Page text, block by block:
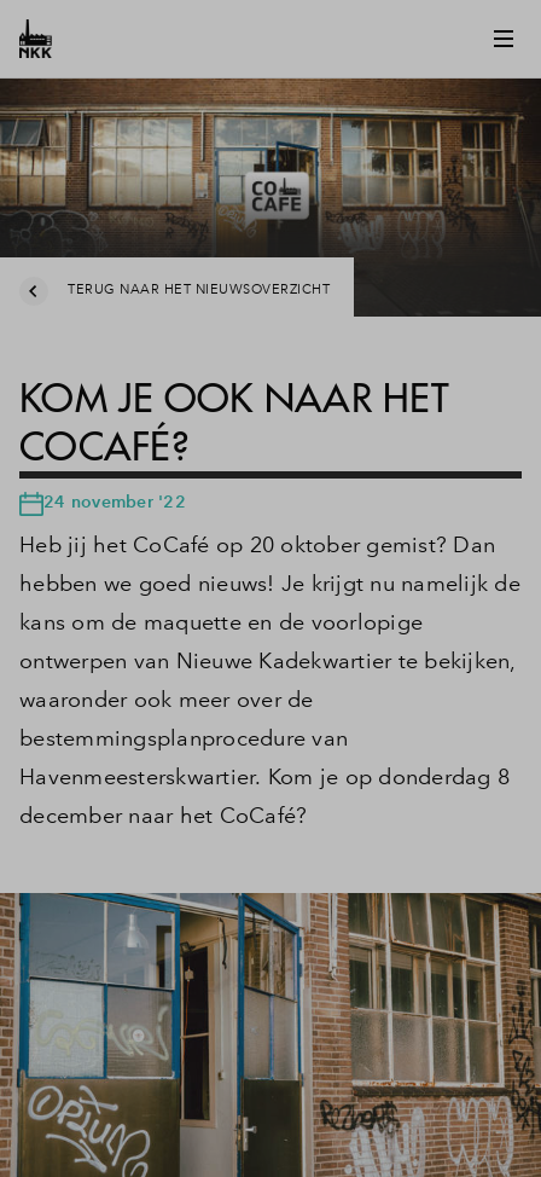
Inloggen
TERUG NAAR HET NIEUWSOVERZICHT
KOM JE OOK NAAR HET
COCAFÉ?
24 november '22
Heb jij het CoCafé op 20 oktober gemist? Dan
hebben we goed nieuws! Je krijgt nu namelijk de
kans om de maquette en de voorlopige
ontwerpen van Nieuwe Kadekwartier te bekijken,
waaronder ook meer over de
bestemmingsplanprocedure van
Havenmeesterskwartier. Kom je op donderdag 8
december naar het CoCafé?